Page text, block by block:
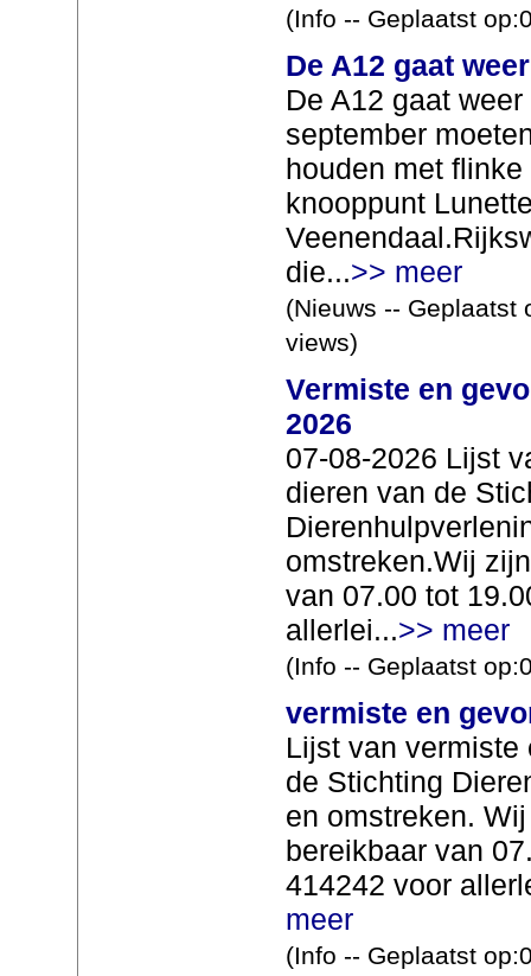
(Info -- Geplaatst
De A12 gaat
De A12 gaat
september
houden met
knooppunt
die...>> meer
(Nieuws -- Geplaatst
views)
Vermiste en
2026
07-08-2026 Lijst
dieren van de
omstreken.Wij
van 07.00 tot
allerlei...>> meer
(Info -- Geplaatst
vermiste en
Lijst van vermiste
de Stichting
en omstreken.
bereikbaar van
414242 voor
meer
(Info -- Geplaatst